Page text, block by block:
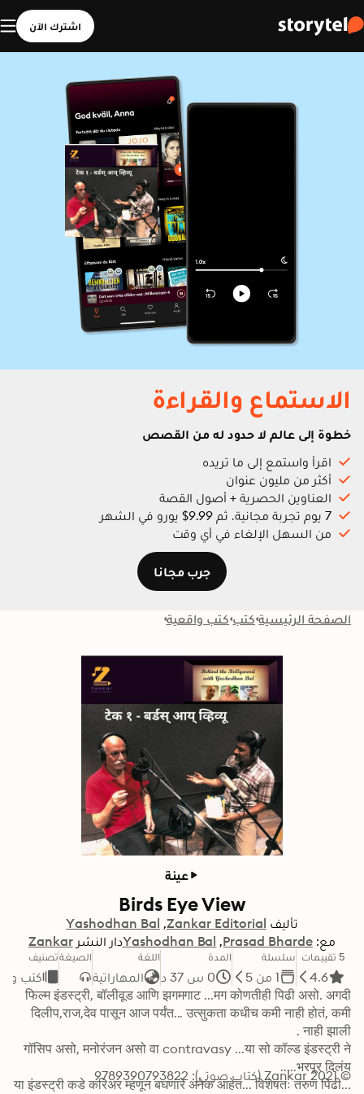
اشترك الآن
الاستماع والقراءة
خطوة إلى عالم لا حدود له من القصص
اقرأ واستمع إلى ما تريده
أكثر من مليون عنوان
العناوين الحصرية + أصول القصة
7 يوم تجربة مجانية، ثم 9.99$ يورو في الشهر
من السهل الإلغاء في أي وقت
جرب مجانا
الصفحة الرئيسية كتب كتب واقعية
عينة
Birds Eye View
تأليف Zankar Editorial
Yashodhan Bal
مع: Prasad Bharde
Yashodhan Balدار النشر Zankar
5 تقييمات
4.6
سلسلة
1 من 5
المدة
0 س 37 د
اللغة
المهاراتية
الصيغةتصنيف
كتب
या इंडस्ट्री कडे करिअर म्हणून बघणारे अनेक आहेत... विशेषतः तरुण पिढी...
© 2021 Zankar (كتاب صوتي): 9789390793822